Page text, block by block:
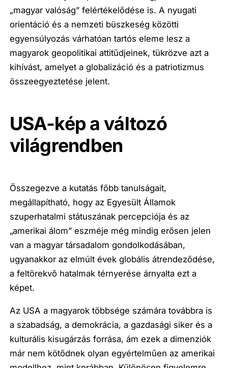
„magyar valóság” felértékelődése is. A nyugati
orientáció és a nemzeti büszkeség közötti
egyensúlyozás várhatóan tartós eleme lesz a
magyarok geopolitikai attitűdjeinek, tükrözve azt a
kihívást, amelyet a globalizáció és a patriotizmus
összeegyeztetése jelent.
USA-kép a változó
világrendben
Összegezve a kutatás főbb tanulságait,
megállapítható, hogy az Egyesült Államok
szuperhatalmi státuszának percepciója és az
„amerikai álom” eszméje még mindig erősen jelen
van a magyar társadalom gondolkodásában,
ugyanakkor az elmúlt évek globális átrendeződése,
a feltörekvő hatalmak térnyerése árnyalta ezt a
képet.
Az USA a magyarok többsége számára továbbra is
a szabadság, a demokrácia, a gazdasági siker és a
kulturális kisugárzás forrása, ám ezek a dimenziók
már nem kötődnek olyan egyértelműen az amerikai